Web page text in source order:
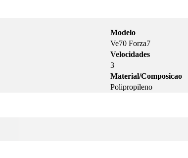
Modelo
Ve70 Forza7
Velocidades
3
Material/Composicao
Polipropileno